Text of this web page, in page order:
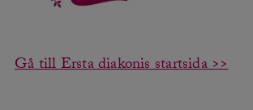
Gå till Ersta diakonis startsida >>